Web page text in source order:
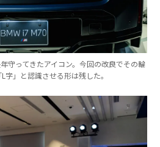
守ってきたアイコン。今回の改良でその輪
」と認識させる形は残した。